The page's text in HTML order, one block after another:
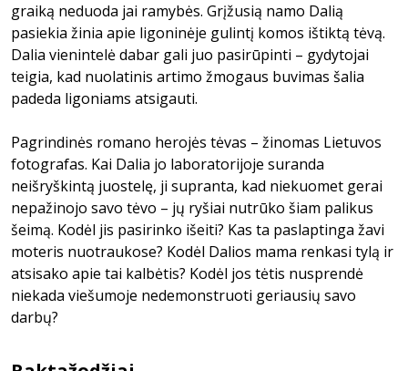
graiką neduoda jai ramybės. Grįžusią namo Dalią
pasiekia žinia apie ligoninėje gulintį komos ištiktą tėvą.
Dalia vienintelė dabar gali juo pasirūpinti – gydytojai
teigia, kad nuolatinis artimo žmogaus buvimas šalia
padeda ligoniams atsigauti.
Pagrindinės romano herojės tėvas – žinomas Lietuvos
fotografas. Kai Dalia jo laboratorijoje suranda
neišryškintą juostelę, ji supranta, kad niekuomet gerai
nepažinojo savo tėvo – jų ryšiai nutrūko šiam palikus
šeimą. Kodėl jis pasirinko išeiti? Kas ta paslaptinga žavi
moteris nuotraukose? Kodėl Dalios mama renkasi tylą ir
atsisako apie tai kalbėtis? Kodėl jos tėtis nusprendė
niekada viešumoje nedemonstruoti geriausių savo
darbų?